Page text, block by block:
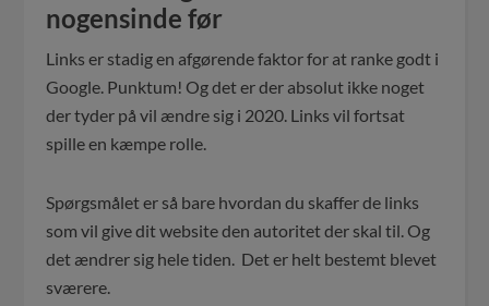
nogensinde før
Links er stadig en afgørende faktor for at ranke godt i
Google. Punktum! Og det er der absolut ikke noget
der tyder på vil ændre sig i 2020. Links vil fortsat
spille en kæmpe rolle.
Spørgsmålet er så bare hvordan du skaffer de links
som vil give dit website den autoritet der skal til. Og
det ændrer sig hele tiden. Det er helt bestemt blevet
sværere.